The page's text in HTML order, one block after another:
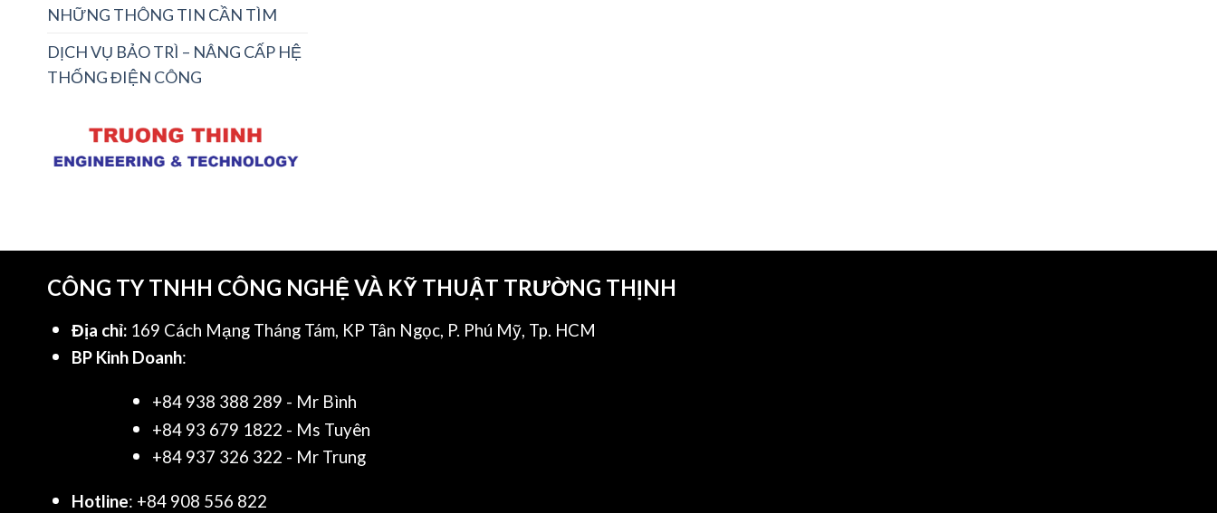
NHỮNG THÔNG TIN CẦN TÌM
DỊCH VỤ BẢO TRÌ – NÂNG CẤP HỆ
THỐNG ĐIỆN CÔNG
CÔNG TY TNHH CÔNG NGHỆ VÀ KỸ THUẬT TRƯỜNG THỊNH
Địa chỉ: 169 Cách Mạng Tháng Tám, KP Tân Ngọc, P. Phú Mỹ, Tp. HCM
BP Kinh Doanh:
+84 938 388 289 - Mr Bình
+84 93 679 1822 - Ms Tuyên
+84 937 326 322 - Mr Trung
Hotline: +84 908 556 822